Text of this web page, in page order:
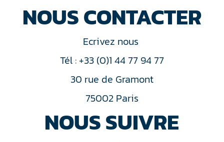
NOUS CONTACTER
Ecrivez nous
Tél : +33 (0)1 44 77 94 77
30 rue de Gramont
75002 Paris
NOUS SUIVRE